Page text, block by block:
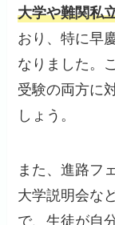
大学や難関私
おり、特に早
なりました。
受験の両方に
しょう。
また、進路フ
大学説明会な
で、生徒が自